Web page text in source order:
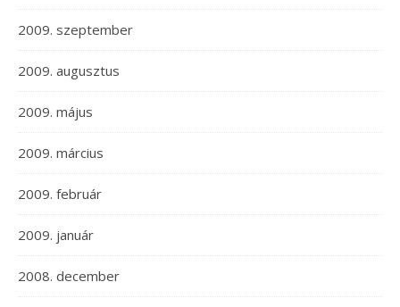
2009. szeptember
2009. augusztus
2009. május
2009. március
2009. február
2009. január
2008. december